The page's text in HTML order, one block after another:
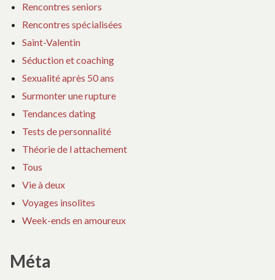
Rencontres seniors
Rencontres spécialisées
Saint-Valentin
Séduction et coaching
Sexualité après 50 ans
Surmonter une rupture
Tendances dating
Tests de personnalité
Théorie de l attachement
Tous
Vie à deux
Voyages insolites
Week-ends en amoureux
Méta